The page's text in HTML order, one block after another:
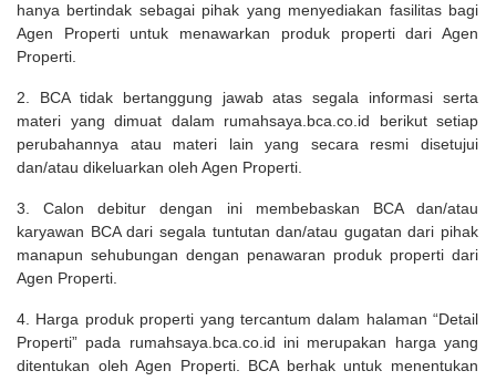
hanya bertindak sebagai pihak yang menyediakan fasilitas bagi
Agen Properti untuk menawarkan produk properti dari Agen
Properti.
2. BCA tidak bertanggung jawab atas segala informasi serta
materi yang dimuat dalam rumahsaya.bca.co.id berikut setiap
perubahannya atau materi lain yang secara resmi disetujui
dan/atau dikeluarkan oleh Agen Properti.
3. Calon debitur dengan ini membebaskan BCA dan/atau
karyawan BCA dari segala tuntutan dan/atau gugatan dari pihak
manapun sehubungan dengan penawaran produk properti dari
Agen Properti.
4. Harga produk properti yang tercantum dalam halaman “Detail
Properti” pada rumahsaya.bca.co.id ini merupakan harga yang
ditentukan oleh Agen Properti. BCA berhak untuk menentukan